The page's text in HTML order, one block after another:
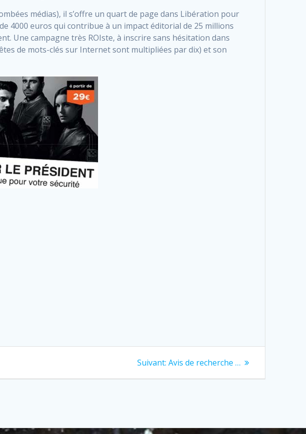
médias), il s’offre un quart de page dans Libération pour
4000 euros qui contribue à un impact éditorial de 25 millions
Une campagne très ROIste, à inscrire sans ­hésitation dans
de mots-clés sur Internet sont multipliées par dix) et son
Suivant: Next
Avis de recherche …